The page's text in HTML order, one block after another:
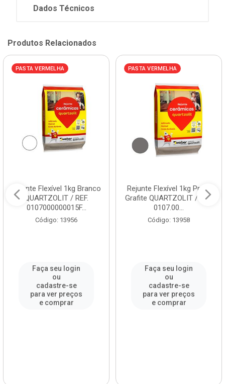
Dados Técnicos
Produtos Relacionados
PASTA VERMELHA
Rejunte Flexível 1kg Branco
QUARTZOLIT / REF.
0107000000015F...
Código: 13956
Faça seu login
ou
cadastre-se
para ver preços
e comprar
PASTA VERMELHA
Rejunte Flexível 1kg Preto
Grafite QUARTZOLIT / REF.
0107.00...
Código: 13958
Faça seu login
ou
cadastre-se
para ver preços
e comprar